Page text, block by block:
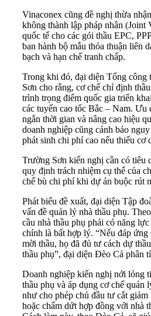
Vinaconex cũng đề nghị thừa
không thành lập pháp nhân (Joint
quốc tế cho các gói thầu EPC,
ban hành bộ mẫu thỏa thuận liên
bạch và hạn chế tranh chấp.
Trong khi đó, đại diện Tổng
Sơn cho rằng, cơ chế chỉ định
trình trọng điểm quốc gia triển
các tuyến cao tốc Bắc – Nam. Ưu
ngắn thời gian và nâng cao hiệu
doanh nghiệp cũng cảnh báo
phát sinh chi phí cao nếu thiếu cơ
Trường Sơn kiến nghị cần có tiêu
quy định trách nhiệm cụ thể của
chế bù chi phí khi dự án buộc rút
Phát biểu đề xuất, đại diện Tập
vấn đề quản lý nhà thầu phụ.
cầu nhà thầu phụ phải có năng
chính là bất hợp lý. “Nếu đáp
mời thầu, họ đã đủ tư cách dự
thầu phụ”, đại diện Đèo Cả phân
Doanh nghiệp kiến nghị nới lỏng
thầu phụ và áp dụng cơ chế quản
như cho phép chủ đầu tư cắt
hoặc chấm dứt hợp đồng với nhà